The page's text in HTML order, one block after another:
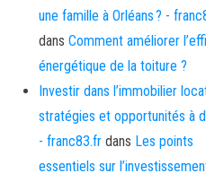
une famille à Orléans ? -
dans Comment améliorer
énergétique de la toiture ?
Investir dans l’immobilier
stratégies et opportunités à
- franc83.frdans Les points
essentiels sur